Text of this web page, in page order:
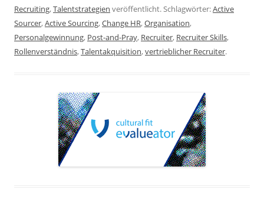
Recruiting,Talentstrategien veröffentlicht. Schlagwörter:Active
Sourcer,Active Sourcing,Change HR,Organisation,
Personalgewinnung, Post-and-Pray, Recruiter, Recruiter Skills,
Rollenverständnis,Talentakquisition,vertrieblicher Recruiter.